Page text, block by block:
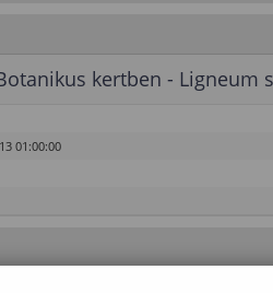
kertben - Ligneum
01:00:00